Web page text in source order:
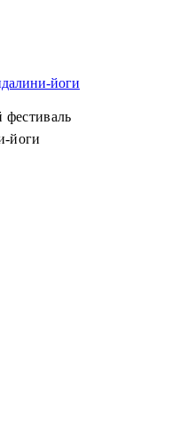
фестиваль
йоги